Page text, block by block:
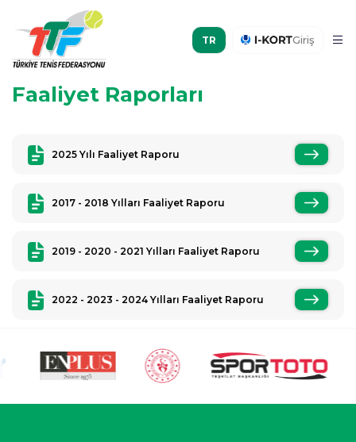
Giriş
Faaliyet Raporları
2025 Yılı Faaliyet Raporu
2017 - 2018 Yılları Faaliyet Raporu
2019 - 2020 - 2021 Yılları Faaliyet Raporu
2022 - 2023 - 2024 Yılları Faaliyet Raporu